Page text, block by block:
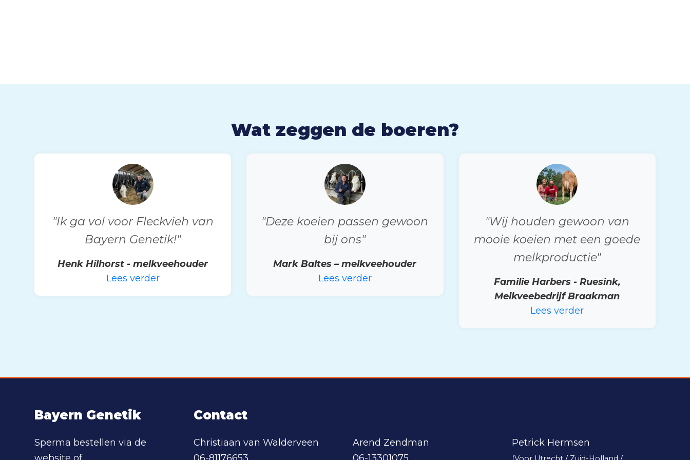
Wat zeggen de boeren?
"Ik ga vol voor Fleckvieh van
Bayern Genetik!"
Henk Hilhorst - melkveehouder
Lees verder
"Deze koeien passen gewoon
bij ons"
Mark Baltes – melkveehouder
Lees verder
"Wij houden gewoon van
mooie koeien met een goede
melkproductie"
Familie Harbers - Ruesink,
Melkveebedrijf Braakman
Lees verder
Bayern Genetik
Sperma bestellen via de
Contact
Christiaan van Walderveen
Arend Zendman
Petrick Hermsen